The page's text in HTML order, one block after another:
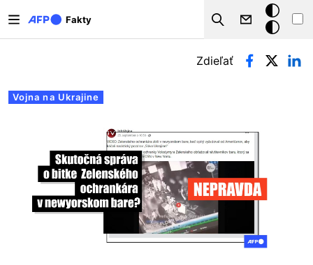
Fakty
Search
Tmavý
režim
Primárne karty
Vojna na Ukrajine
Zdieľať